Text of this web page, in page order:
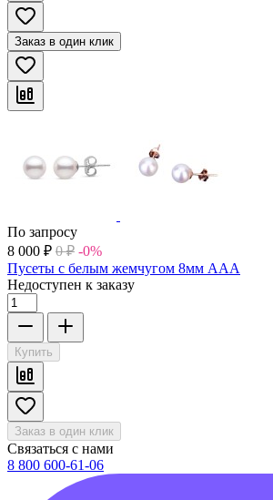
Заказ в один клик
По запросу
8 000 ₽ 0 ₽ -0%
Пусеты с белым жемчугом 8мм ААА
Недоступен к заказу
Купить
Заказ в один клик
Связаться с нами
8 800 600-61-06